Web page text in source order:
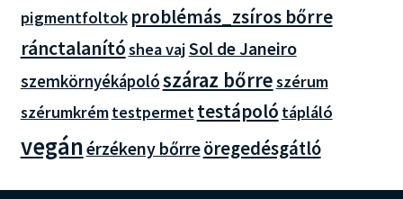
pigmentfoltok problémás_zsíros bőrre
ránctalanítóshea vajSol de Janeiro
szemkörnyékápolószáraz bőrreszérum
szérumkrémtestpermettestápoló tápláló
vegánérzékeny bőrreöregedésgátló